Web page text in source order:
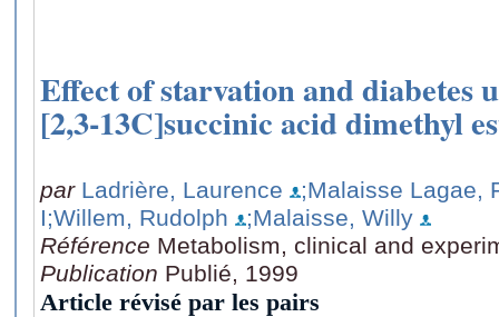
Effect of starvation and diabetes
[2,3-13C]succinic acid dimethyl
par Ladrière, Laurence
;Malaisse Lagae,
I;Willem, Rudolph
;Malaisse, Willy
Référence Metabolism, clinical and
Publication Publié, 1999
Article révisé par les pairs